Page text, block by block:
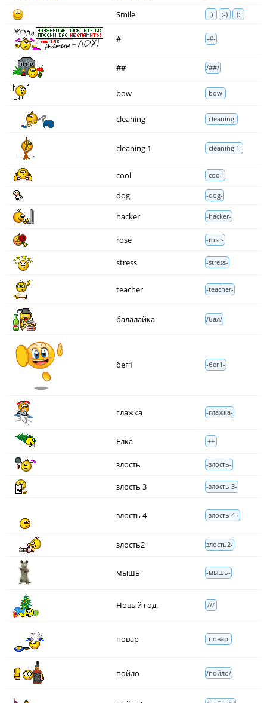
Smile
:) :-) (:
# -#-
## /##/
bow -bow-
cleaning -cleaning-
cleaning 1 -cleaning 1-
cool -cool-
dog -dog-
hacker -hacker-
rose -rose-
stress -stress-
teacher -teacher-
балалайка /бал/
бег1 -бег1-
глажка -глажка-
Елка ++
злость -злость-
злость 3 -злость 3-
злость 4 -злость 4 -
злость2 злость2-
мышь -мышь-
Новый год. ///
повар -повар-
пойло /пойло/